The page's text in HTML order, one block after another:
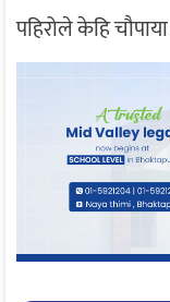
पहिरोले केहि